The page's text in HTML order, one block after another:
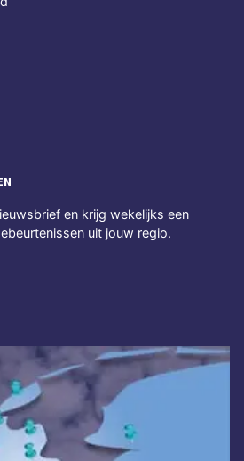
en krijg wekelijks een
uit jouw regio.